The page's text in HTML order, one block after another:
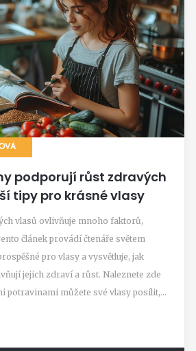
podporují růst zdravých
tipy pro krásné vlasy
vlasů ovlivňuje mnoho faktorů,
článek provádí čtenáře světem
pro vlasy a vysvětluje, jak
jejich zdraví a růst. Naleznete zde
potravinami můžete své vlasy posílit,
dopad na kvalitu vlasů.